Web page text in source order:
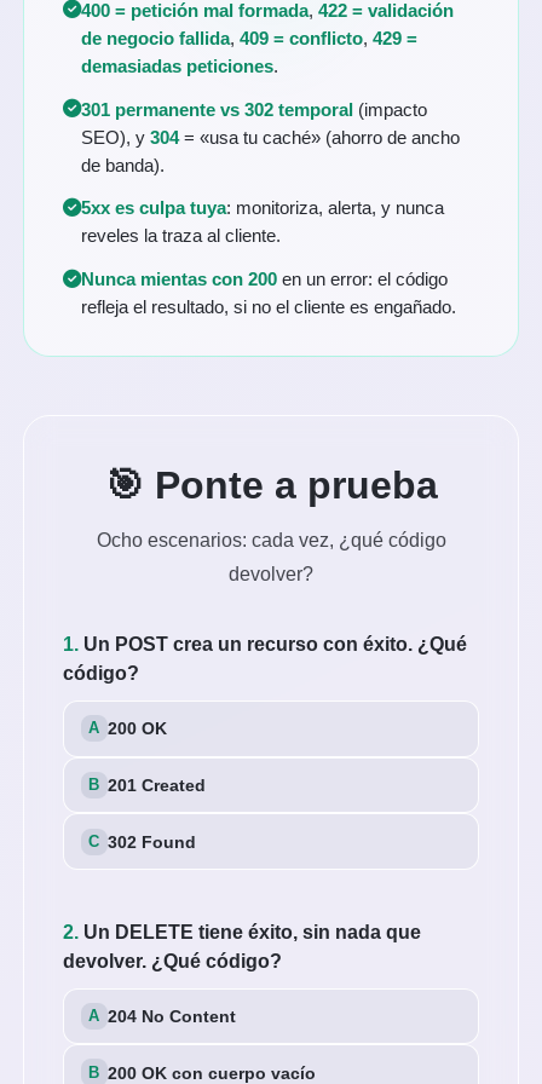
400 = petición mal formada,422 = validación
de negocio fallida,409 = conflicto,429 =
demasiadas peticiones.
301 permanente vs 302 temporal (impacto
SEO), y304= «usa tu caché» (ahorro de ancho
de banda).
5xx es culpa tuya: monitoriza, alerta, y nunca
reveles la traza al cliente.
Nunca mientas con 200 en un error: el código
refleja el resultado, si no el cliente es engañado.
🎯 Ponte a prueba
Ocho escenarios: cada vez, ¿qué código
devolver?
1. Un POST crea un recurso con éxito. ¿Qué
código?
200 OK
201 Created
302 Found
2. Un DELETE tiene éxito, sin nada que
devolver. ¿Qué código?
204 No Content
200 OK con cuerpo vacío